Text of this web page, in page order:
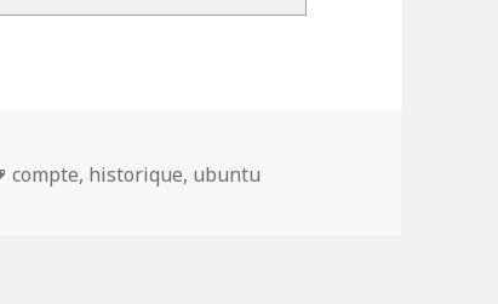
Mots-
compte, historique, ubuntu